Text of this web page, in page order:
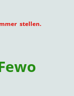
stellen.